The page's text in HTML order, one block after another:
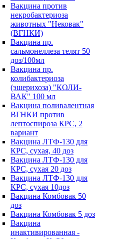
Вакцина против
некробактериоза
животных "Нековак"
(ВГНКИ)
Вакцина пр.
сальмонеллеза телят 50
доз/100мл
Вакцина пр.
колибактериоза
(эшерихоза) "КОЛИ-
ВАК" 100 мл
Вакцина поливалентная
ВГНКИ против
лептоспироза КРС, 2
вариант
Вакцина ЛТФ-130 для
КРС, сухая, 40 доз
Вакцина ЛТФ-130 для
КРС, сухая 20 доз
Вакцина ЛТФ-130 для
КРС, сухая 10доз
Вакцина Комбовак 50
доз
Вакцина Комбовак 5 доз
Вакцина
инактивированная -